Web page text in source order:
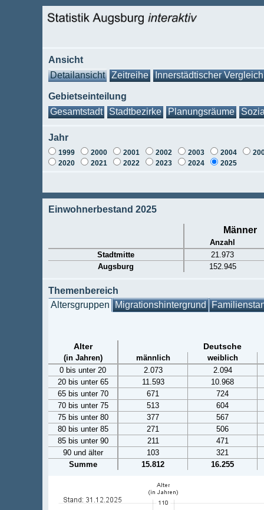
Ansicht
Detailansicht
Zeitreihe Innerstädtischer Vergleich
Gebietseinteilung
Gesamtstadt
Stadtbezirke Planungsräume
Jahr
1999 2000 2001 2002 2003 2004
2020
2021 2022 2023 2024 2025
Einwohnerbestand 2025
Männer
Anzahl
Stadtmitte
21.973
Augsburg
152.945
Themenbereich
Altersgruppen Migrationshintergrund
Alter Deutsche
(in Jahren) männlich
weiblich
0 bis unter 20
2.073
2.094
20 bis unter 65
11.593
10.968
65 bis unter 70
671
724
70 bis unter 75
513
604
75 bis unter 80
377
567
80 bis unter 85
271
506
85 bis unter 90
211
471
90 und älter
103
321
Summe
15.812 16.255